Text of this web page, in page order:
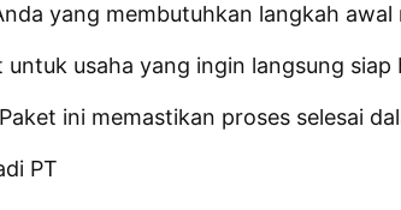
yang membutuhkan langkah
untuk usaha yang ingin langsung siap
ini memastikan proses selesai
PT